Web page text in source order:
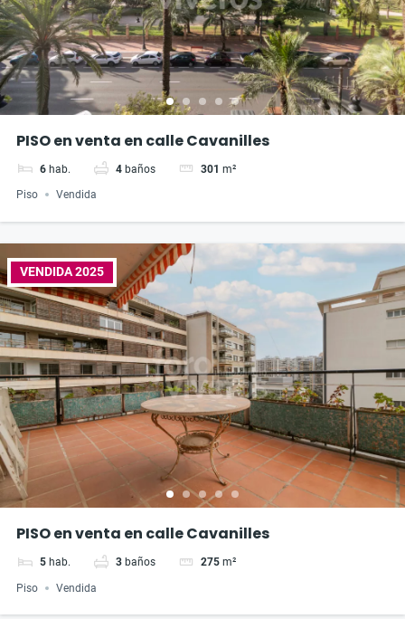
PISO en venta en calle Cavanilles
6 hab. 4 baños 301 m²
Piso Vendida
VENDIDA 2025
PISO en venta en calle Cavanilles
5 hab. 3 baños 275 m²
Piso Vendida